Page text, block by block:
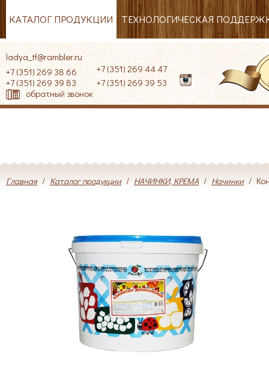
КАТАЛОГ ПРОДУКЦИИ ТЕХНОЛОГИЧЕСКАЯ
ladya_tf@rambler.ru
+7 (351) 269 38 66
+7 (351) 269 39 83
+7 (351) 269 44 47
+7 (351) 269 39 53
обратный звонок
Главная / Каталог продукции / НАЧИНКИ, КРЕМА / Начинки /